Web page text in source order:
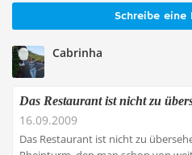
Schreibe eine
Cabrinha
Das Restaurant ist nicht zu
16.09.2009
Das Restaurant ist nicht zu